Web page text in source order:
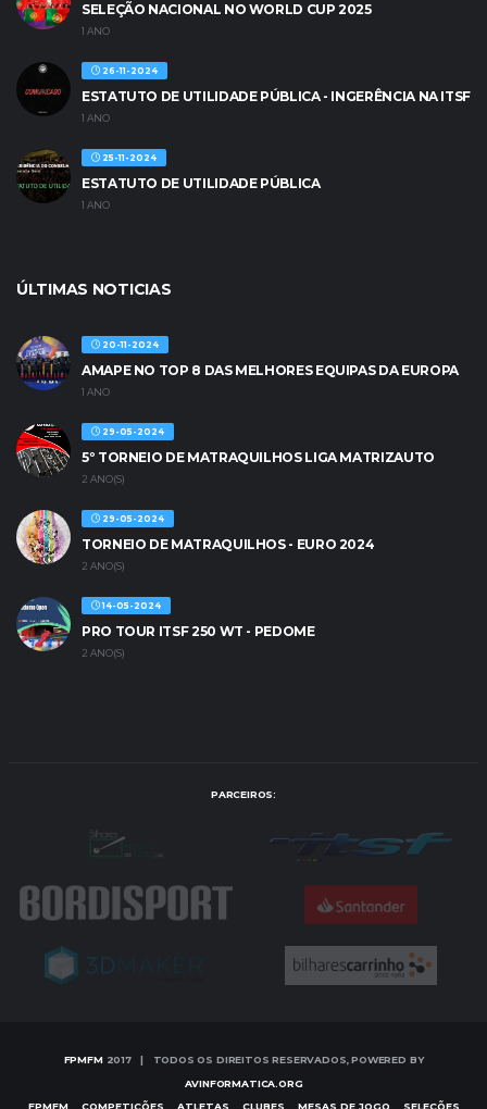
SELEÇÃO NACIONAL NO WORLD CUP 2025
1 ANO
26-11-2024
ESTATUTO DE UTILIDADE PÚBLICA - INGERÊNCIA NA ITSF
1 ANO
25-11-2024
ESTATUTO DE UTILIDADE PÚBLICA
1 ANO
ÚLTIMAS NOTICIAS
20-11-2024
AMAPE NO TOP 8 DAS MELHORES EQUIPAS DA EUROPA
1 ANO
29-05-2024
5º TORNEIO DE MATRAQUILHOS LIGA MATRIZAUTO
2 ANO(S)
29-05-2024
TORNEIO DE MATRAQUILHOS - EURO 2024
2 ANO(S)
14-05-2024
PRO TOUR ITSF 250 WT - PEDOME
2 ANO(S)
PARCEIROS:
FPMFM2017 | TODOS OS DIREITOS RESERVADOS, POWERED BY
AVINFORMATICA.ORG
FPMFM
COMPETIÇÕES ATLETAS CLUBES MESAS DE JOGO SELEÇÕES